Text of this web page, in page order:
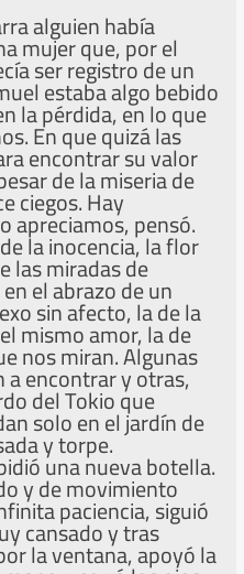
alguien había
mujer que, por el
ser registro de un
estaba algo bebido
la pérdida, en lo que
En que quizá las
encontrar su valor
de la miseria de
ciegos. Hay
apreciamos, pensó.
la inocencia, la flor
las miradas de
el abrazo de un
sin afecto, la de la
mismo amor, la de
nos miran. Algunas
a encontrar y otras,
del Tokio que
solo en el jardín de
y torpe.
una nueva botella.
y de movimiento
paciencia, siguió
cansado y tras
la ventana, apoyó la